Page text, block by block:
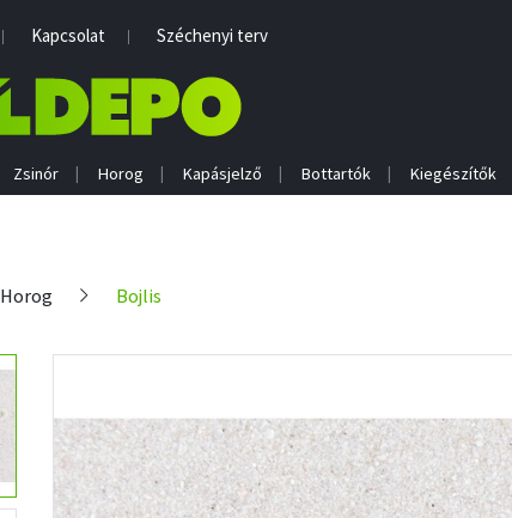
Kapcsolat Széchenyi terv
Zsinór Horog Kapásjelző Bottartók Kiegészítők
Horog Bojlis